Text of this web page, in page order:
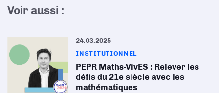
Voir aussi :
24.03.2025
INSTITUTIONNEL
PEPR Maths-VivES : Relever les
défis du 21e siècle avec les
mathématiques